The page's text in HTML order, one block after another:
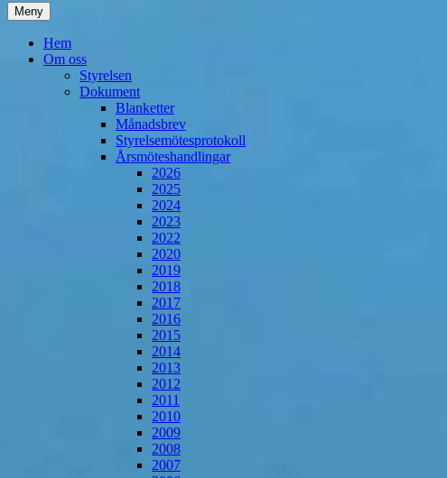
Meny Hoppa
till
innehåll
Hem
Om oss
Styrelsen
Dokument
Blanketter
Månadsbrev
Styrelsemötesprotokoll
Årsmöteshandlingar
2026
2025
2024
2023
2022
2020
2019
2018
2017
2016
2015
2014
2013
2012
2011
2010
2009
2008
2007